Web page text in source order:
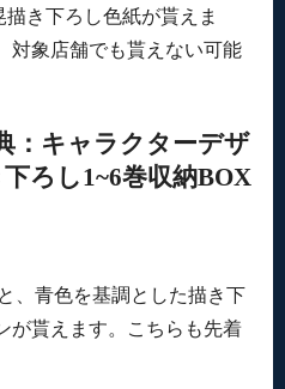
き下ろし色紙が貰えま
対象店舗でも貰えない可能
：キャラクターデザ
ろし1~6巻収納BOX
、青色を基調とした描き下
が貰えます。こちらも先着